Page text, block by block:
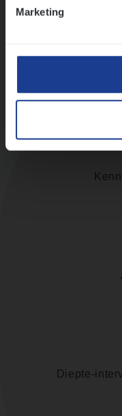
Marketing
Ons
Diepte-